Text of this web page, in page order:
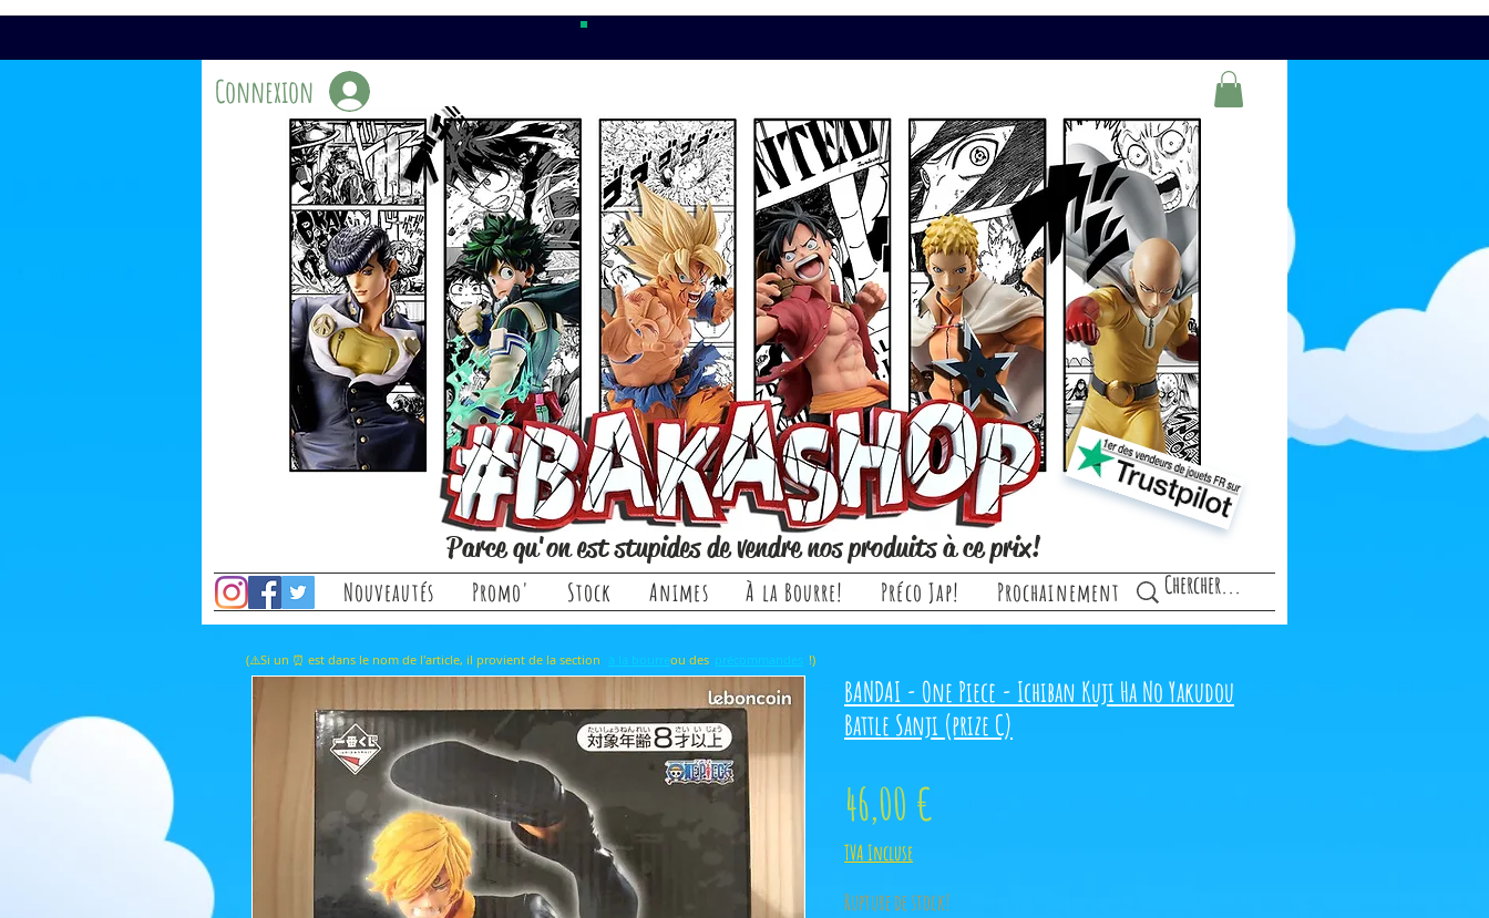
Connexion
Parce qu'on est stupides de vendre nos produits à ce prix!
Nouveautés Promo' Stock Animes À la Bourre! Préco Jap! Prochainement
BANDAI - One Piece - Ichiban Kuji Ha No Yakudou
Battle Sanji (prize C)
46,00 €
TVA Incluse
Rupture de stock!
(⚠️Si un ⏰ est dans le nom de l'article, il provient de la section ou des !)
à la bourre précommandes